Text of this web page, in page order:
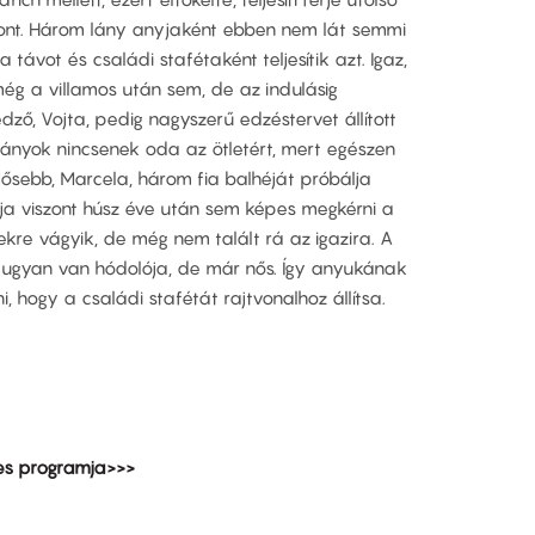
Három lány anyjaként ebben nem lát semmi
távot és családi stafétaként teljesítik azt. Igaz,
a villamos után sem, de az indulásig
Vojta, pedig nagyszerű edzéstervet állított
nincsenek oda az ötletért, mert egészen
Marcela, három fia balhéját próbálja
viszont húsz éve után sem képes megkérni a
vágyik, de még nem talált rá az igazira. A
van hódolója, de már nős. Így anyukának
hogy a családi stafétát rajtvonalhoz állítsa.
programja>>>